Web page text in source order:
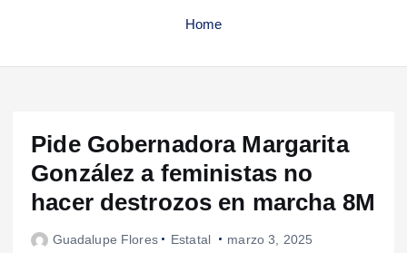
Home
Pide Gobernadora Margarita
González a feministas no
hacer destrozos en marcha 8M
Guadalupe Flores Estatal marzo 3, 2025